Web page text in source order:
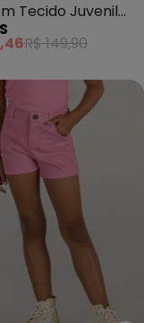
Tecido Juvenil
R$ 149,90